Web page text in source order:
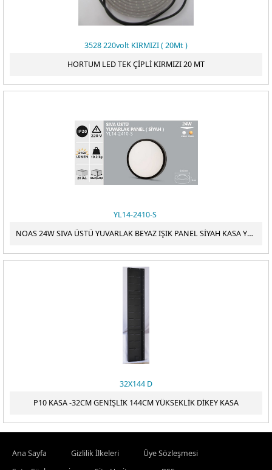
3528 220volt KIRMIZI ( 20Mt )
HORTUM LED TEK ÇİPLİ KIRMIZI 20 MT
YL14-2410-S
NOAS 24W SIVA ÜSTÜ YUVARLAK BEYAZ IŞIK PANEL SİYAH KASA YL14-2410-S
32X144 D
P10 KASA -32CM GENİŞLİK 144CM YÜKSEKLİK DİKEY KASA
Ana Sayfa Gizlilik İlkeleri
Üye Sözleşmesi